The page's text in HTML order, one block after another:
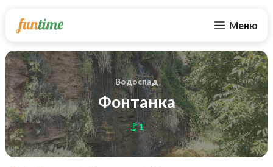
Меню
Водоспад
Фонтанка
1